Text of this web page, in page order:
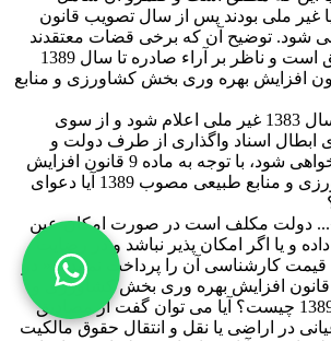
غیر ملی بودند پس از سال تصویب قانون
شود. توضیح آن که برخی قضات معتقدند
که قلمرو قانون مطلق است و ناظر بر آراء صادره تا سال 1389
افزایش بهره وری بخش کشاورزی و منابع
-2 چنانچه املاکی در سال 1383 غیر ملی اعلام شود و از سوی
ابطال اسناد واگذاری از طرف دولت و
سپس خلع ید و ... دادخواهی شود، با توجه به ماده 9 قانون افزایش
بهره وری بخش کشاورزی و منابع طبیعی مصوب 1389 آیا دعوای
»... دولت مکلف است در صورت امکان عین
و یا اگر امکان پذیر نباشد و در رضایت
کارشناسی آن را پرداخت نماید ...« در
ذیل تبصره یک ماده 9 قانون افزایش بهره وری بخش کشاورزی و
منابع طبیعی مصوب 1389 چیست؟ آیا می توان گفت از مصادیق
در اراضی یا نقل و انتقال حقوق مالکیت